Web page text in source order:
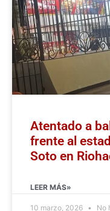
Atentado a
frente al
Soto en
LEER MÁS»
10 marzo, 2026 No